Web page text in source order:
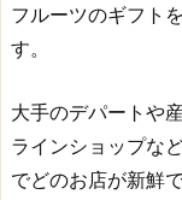
フルーツのギフト
す。
大手のデパートや
ラインショップな
でどのお店が新鮮